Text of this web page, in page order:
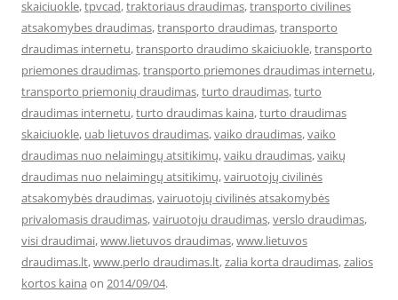
skaiciuokle,tpvcad,traktoriaus draudimas,transporto civilines
atsakomybes draudimas,transporto draudimas,transporto
draudimas internetu,transporto draudimo skaiciuokle,transporto
priemones draudimas,transporto priemones draudimas internetu,
transporto priemonių draudimas,turto draudimas,turto
draudimas internetu,turto draudimas kaina,turto draudimas
skaiciuokle, uab lietuvos draudimas,vaiko draudimas,vaiko
draudimas nuo nelaimingų atsitikimų,vaiku draudimas,vaikų
draudimas nuo nelaimingų atsitikimų,vairuotojų civilinės
atsakomybės draudimas,vairuotojų civilinės atsakomybės
privalomasis draudimas,vairuotoju draudimas,verslo draudimas,
visi draudimai,www.lietuvos draudimas,www.lietuvos
draudimas.lt,www.perlo draudimas.lt,zalia korta draudimas,zalios
kortos kaina on 2014/09/04.